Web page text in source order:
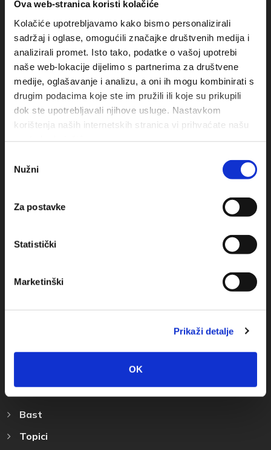
Ova web-stranica koristi kolačiće
Kolačiće upotrebljavamo kako bismo personalizirali
sadržaj i oglase, omogućili značajke društvenih medija i
analizirali promet. Isto tako, podatke o vašoj upotrebi
naše web-lokacije dijelimo s partnerima za društvene
medije, oglašavanje i analizu, a oni ih mogu kombinirati s
drugim podacima koje ste im pružili ili koje su prikupili
dok ste upotrebljavali njihove usluge. Nastavkom
korištenja naših internetskih stranica vi prihvaćate našu
pristanka
Nužni
Za postavke
Statistički
Marketinški
Prikaži detalje
OK
Obala sv. Nikole 31, Baška Voda
+385(0)21 678754
Promajna
Bast
Topici